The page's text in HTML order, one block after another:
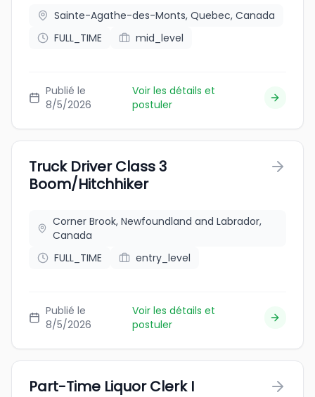
Sainte-Agathe-des-Monts, Quebec, Canada
FULL_TIME
mid_level
Publié le
8/5/2026
Voir les détails et
postuler
Truck Driver Class 3
Boom/Hitchhiker
Corner Brook, Newfoundland and Labrador,
Canada
FULL_TIME
entry_level
Publié le
8/5/2026
Voir les détails et
postuler
Part-Time Liquor Clerk I